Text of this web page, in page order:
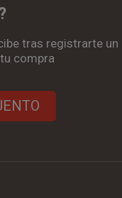
tras registrarte un
compra